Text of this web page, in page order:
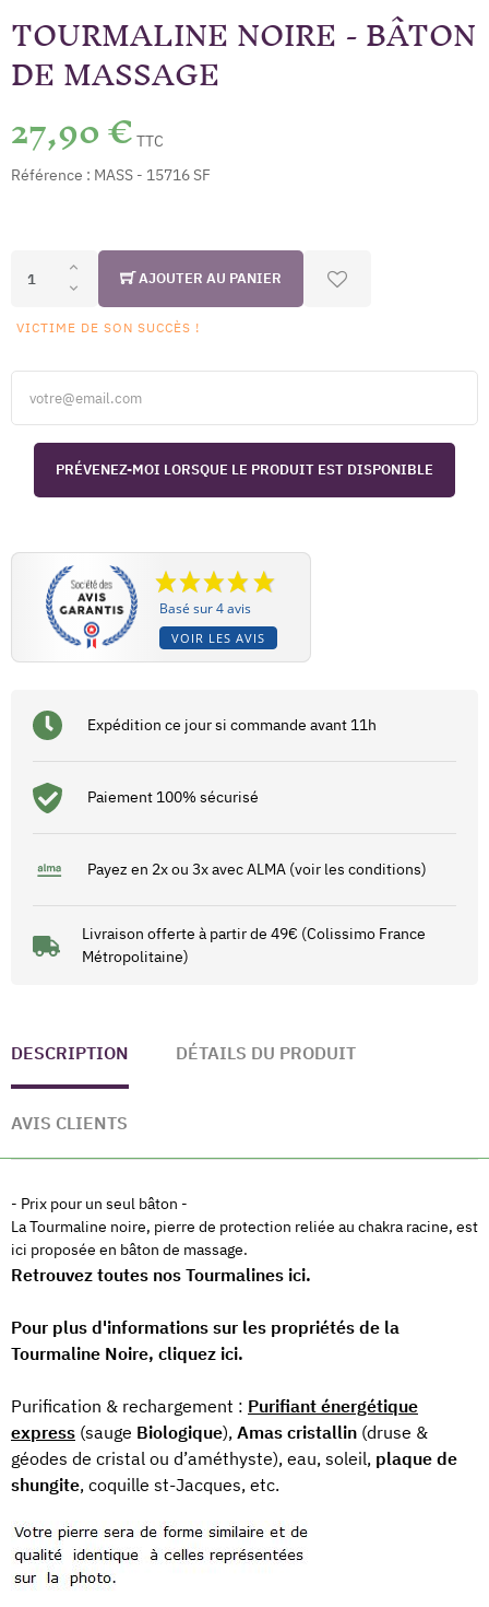
TOURMALINE NOIRE - BÂTON
DE MASSAGE
27,90 € TTC
Référence : MASS - 15716 SF
AJOUTER AU PANIER
VICTIME DE SON SUCCÈS !
PRÉVENEZ-MOI LORSQUE LE PRODUIT EST DISPONIBLE
Basé sur 4 avis
VOIR LES AVIS
Expédition ce jour si commande avant 11h
Paiement 100% sécurisé
Payez en 2x ou 3x avec ALMA (voir les conditions)
Livraison offerte à partir de 49€ (Colissimo France
Métropolitaine)
DESCRIPTION DÉTAILS DU PRODUIT
AVIS CLIENTS
- Prix pour un seul bâton -
La Tourmaline noire, pierre de protection reliée au chakra racine, est
ici proposée en bâton de massage.
Retrouvez toutes nos Tourmalines ici.
Pour plus d'informations sur les propriétés de la
Tourmaline Noire, cliquez ici.
Purification & rechargement : Purifiant énergétique
express (sauge Biologique), Amas cristallin (druse &
géodes de cristal ou d’améthyste), eau, soleil, plaque de
shungite, coquille st-Jacques, etc.